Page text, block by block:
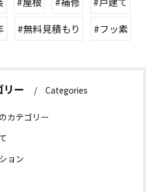
#無料見積もり #フッ素
リー Categories
カテゴリー
ョン